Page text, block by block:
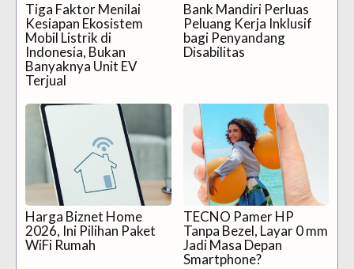
Tiga Faktor Menilai
Kesiapan Ekosistem
Mobil Listrik di
Indonesia, Bukan
Banyaknya Unit EV
Terjual
Bank Mandiri Perluas
Peluang Kerja Inklusif
bagi Penyandang
Disabilitas
Harga Biznet Home
2026, Ini Pilihan Paket
WiFi Rumah
TECNO Pamer HP
Tanpa Bezel, Layar 0 mm
Jadi Masa Depan
Smartphone?